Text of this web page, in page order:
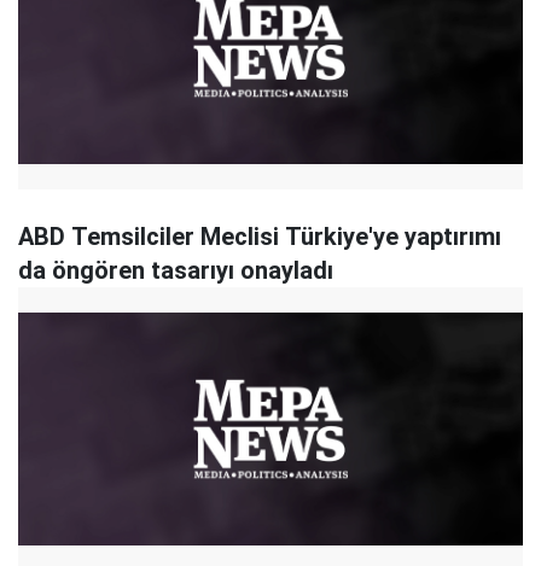
ABD Temsilciler Meclisi Türkiye'ye yaptırımı
da öngören tasarıyı onayladı